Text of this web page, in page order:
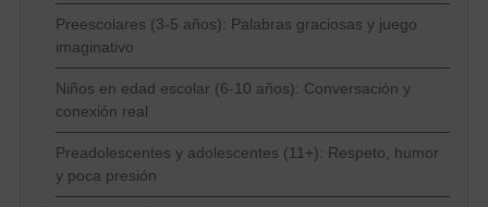
Preescolares (3-5 años): Palabras graciosas y juego
imaginativo
Niños en edad escolar (6-10 años): Conversación y
conexión real
Preadolescentes y adolescentes (11+): Respeto, humor
y poca presión